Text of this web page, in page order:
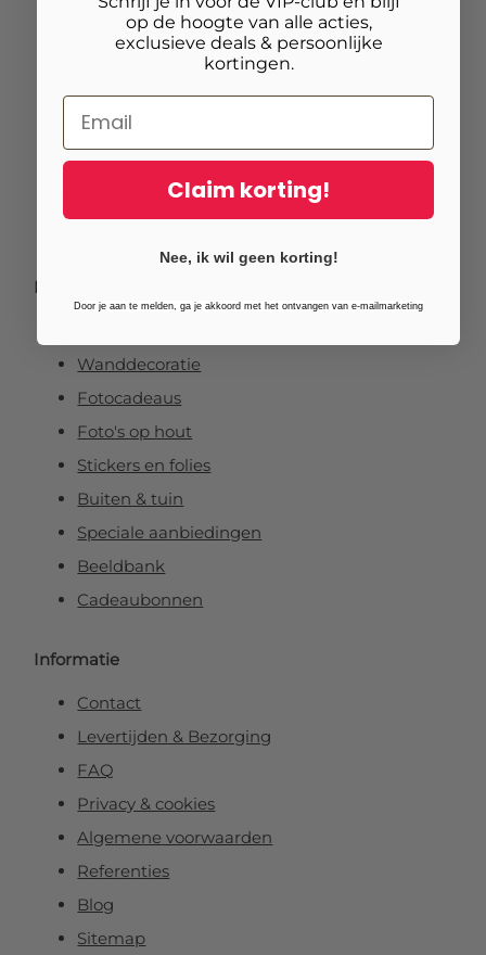
Foto op vurenhout
Fotoposter
Foto verlijmd op dibond
Foto op plexibond
Fineart prints
Populaire thema’s
Wanddecoratie
Fotocadeaus
Foto's op hout
Stickers en folies
Buiten & tuin
Speciale aanbiedingen
Beeldbank
Cadeaubonnen
Informatie
Contact
Levertijden & Bezorging
FAQ
Privacy & cookies
Algemene voorwaarden
Referenties
Blog
Sitemap
op de hoogte van alle acties,
exclusieve deals & persoonlijke
kortingen.
Claim korting!
Nee, ik wil geen korting!
Door je aan te melden, ga je akkoord met het ontvangen van e-mailmarketing